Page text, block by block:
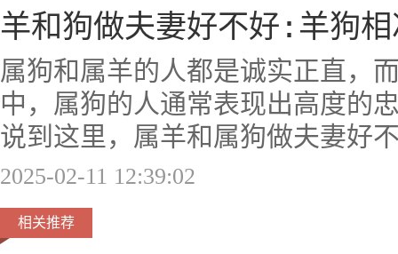
羊和狗做夫妻好不好:羊狗
属狗和属羊的人都是诚实正直，
中，属狗的人通常表现出高度的
说到这里，属羊和属狗做夫妻好
2025-02-11 12:39:02
相关推荐